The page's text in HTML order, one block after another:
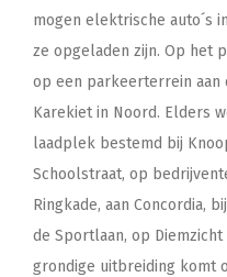
mogen elektrische auto´s
ze opgeladen zijn. Op het
op een parkeerterrein aan
Karekiet in Noord. Elders
laadplek bestemd bij
Schoolstraat, op
Ringkade, aan Concordia,
de Sportlaan, op Diemzicht
grondige uitbreiding komt